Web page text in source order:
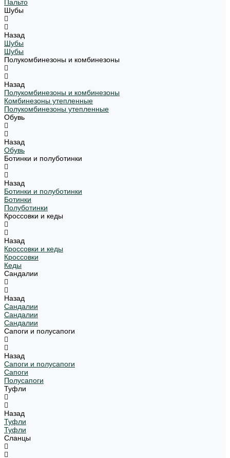
Пальто
Шубы
Назад
Шубы
Шубы
Полукомбинезоны и комбинезоны
Назад
Полукомбинезоны и комбинезоны
Комбинезоны утепленные
Полукомбинезоны утепленные
Обувь
Назад
Обувь
Ботинки и полуботинки
Назад
Ботинки и полуботинки
Ботинки
Полуботинки
Кроссовки и кеды
Назад
Кроссовки и кеды
Кроссовки
Кеды
Сандалии
Назад
Сандалии
Сандалии
Сандалии
Сапоги и полусапоги
Назад
Сапоги и полусапоги
Сапоги
Полусапоги
Туфли
Назад
Туфли
Туфли
Сланцы